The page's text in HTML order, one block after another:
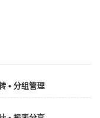
• 分组管理